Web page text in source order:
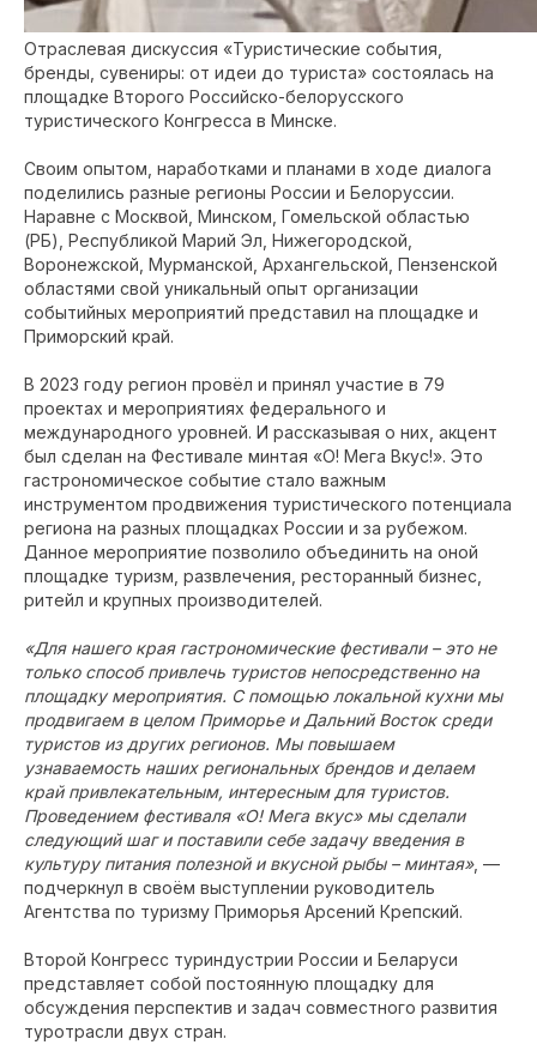
Отраслевая дискуссия «Туристические события,
бренды, сувениры: от идеи до туриста» состоялась на
площадке Второго Российско-белорусского
туристического Конгресса в Минске.
Своим опытом, наработками и планами в ходе диалога
поделились разные регионы России и Белоруссии.
Наравне с Москвой, Минском, Гомельской областью
(РБ), Республикой Марий Эл, Нижегородской,
Воронежской, Мурманской, Архангельской, Пензенской
областями свой уникальный опыт организации
событийных мероприятий представил на площадке и
Приморский край.
В 2023 году регион провёл и принял участие в 79
проектах и мероприятиях федерального и
международного уровней. И рассказывая о них, акцент
был сделан на Фестивале минтая «О! Мега Вкус!». Это
гастрономическое событие стало важным
инструментом продвижения туристического потенциала
региона на разных площадках России и за рубежом.
Данное мероприятие позволило объединить на оной
площадке туризм, развлечения, ресторанный бизнес,
ритейл и крупных производителей.
«Для нашего края гастрономические фестивали – это не
только способ привлечь туристов непосредственно на
площадку мероприятия. С помощью локальной кухни мы
продвигаем в целом Приморье и Дальний Восток среди
туристов из других регионов. Мы повышаем
узнаваемость наших региональных брендов и делаем
край привлекательным, интересным для туристов.
Проведением фестиваля «О! Мега вкус» мы сделали
следующий шаг и поставили себе задачу введения в
культуру питания полезной и вкусной рыбы – минтая», —
подчеркнул в своём выступлении руководитель
Агентства по туризму Приморья Арсений Крепский.
Второй Конгресс туриндустрии России и Беларуси
представляет собой постоянную площадку для
обсуждения перспектив и задач совместного развития
туротрасли двух стран.